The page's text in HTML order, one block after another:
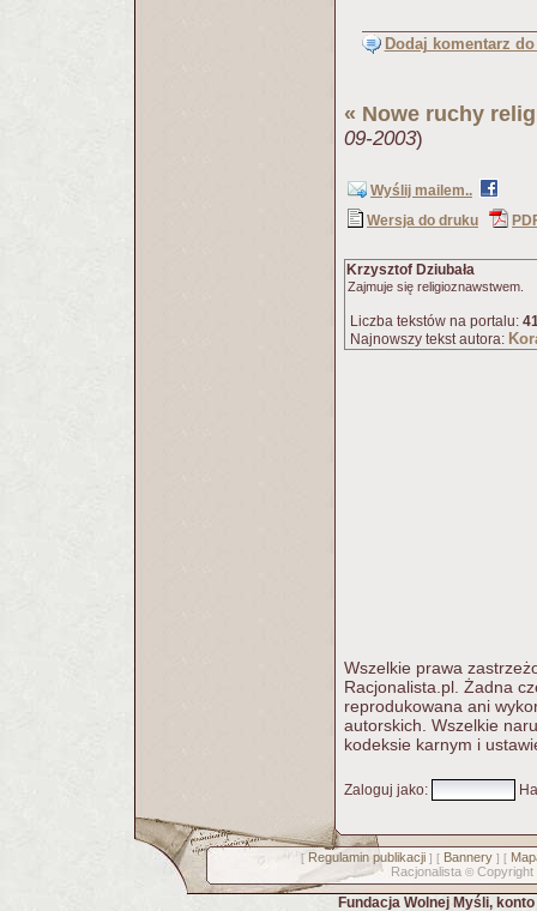
Dodaj komentarz
« Nowe ruchy
09-2003)
Wyślij mailem..
Wersja do druku
Krzysztof Dziubała
Zajmuje się religioznawstwem.
Liczba tekstów na portalu:
Najnowszy tekst autora:
Wszelkie prawa
Racjonalista.pl. Żadna
reprodukowana ani
autorskich. Wszelkie
kodeksie karnym i
Zaloguj jako:
[ Regulamin publikacji] [ Bannery] [
Racjonalista © Copyright
Fundacja Wolnej Myśli,